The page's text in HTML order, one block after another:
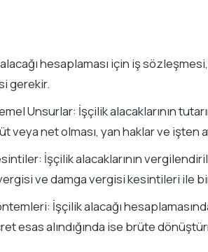
hesaplaması için iş sözleşmesi,
gerekir.
Unsurlar: İşçilik alacaklarının
veya net olması, yan haklar ve işten
İşçilik alacaklarının
ve damga vergisi kesintileri ile
İşçilik alacağı
esas alındığında ise brüte